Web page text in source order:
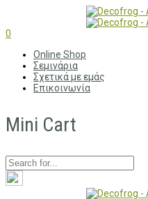
0
Online Shop
Σεμινάρια
Σχετικά με εμάς
Επικοινωνία
Mini Cart